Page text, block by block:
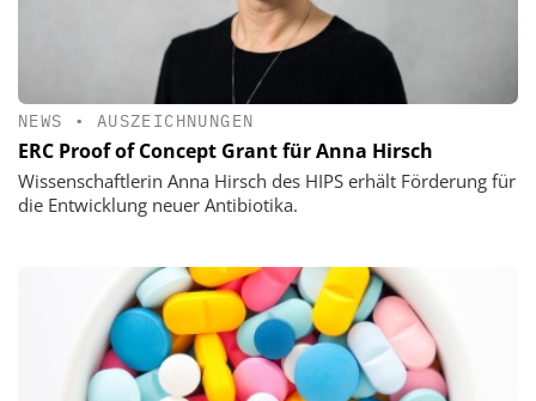
NEWS • AUSZEICHNUNGEN
ERC Proof of Concept Grant für Anna Hirsch
Wissenschaftlerin Anna Hirsch des HIPS erhält Förderung für
die Entwicklung neuer Antibiotika.